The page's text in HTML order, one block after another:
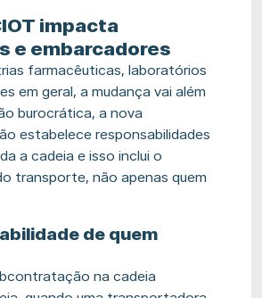
impacta
e embarcadores
farmacêuticas, laboratórios
em geral, a mudança vai além
burocrática, a nova
estabelece responsabilidades
a cadeia e isso inclui o
transporte, não apenas quem
de quem
na cadeia